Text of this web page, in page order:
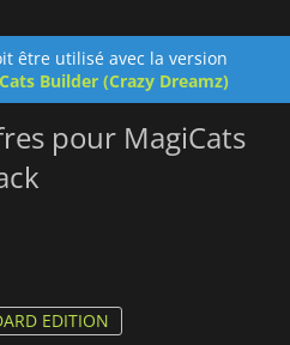
être utilisé avec la version
Builder (Crazy Dreamz)
pour MagiCats
EDITION